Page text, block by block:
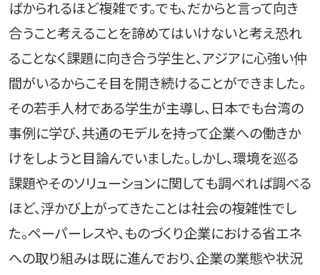
ばかられるほど複雑です。でも、だからと言って向き
合うこと考えることを諦めてはいけないと考え恐れ
ることなく課題に向き合う学生と、アジアに心強い仲
間がいるからこそ目を開き続けることができました。
その若手人材である学生が主導し、日本でも台湾の
事例に学び、共通のモデルを持って企業への働きか
けをしようと目論んでいました。しかし、環境を巡る
課題やそのソリューションに関しても調べれば調べる
ほど、浮かび上がってきたことは社会の複雑性でし
た。ペーパーレスや、ものづくり企業における省エネ
への取り組みは既に進んでおり、企業の業態や状況